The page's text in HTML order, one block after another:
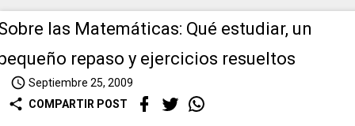
las Matemáticas: Qué estudiar, un
repaso y ejercicios resueltos
access_time Septiembre 25, 2009
share COMPARTIR POST